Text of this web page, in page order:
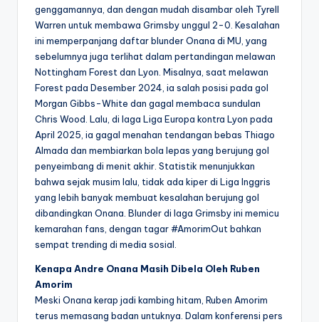
genggamannya, dan dengan mudah disambar oleh Tyrell
Warren untuk membawa Grimsby unggul 2-0. Kesalahan
ini memperpanjang daftar blunder Onana di MU, yang
sebelumnya juga terlihat dalam pertandingan melawan
Nottingham Forest dan Lyon. Misalnya, saat melawan
Forest pada Desember 2024, ia salah posisi pada gol
Morgan Gibbs-White dan gagal membaca sundulan
Chris Wood. Lalu, di laga Liga Europa kontra Lyon pada
April 2025, ia gagal menahan tendangan bebas Thiago
Almada dan membiarkan bola lepas yang berujung gol
penyeimbang di menit akhir. Statistik menunjukkan
bahwa sejak musim lalu, tidak ada kiper di Liga Inggris
yang lebih banyak membuat kesalahan berujung gol
dibandingkan Onana. Blunder di laga Grimsby ini memicu
kemarahan fans, dengan tagar #AmorimOut bahkan
sempat trending di media sosial.
Kenapa Andre Onana Masih Dibela Oleh Ruben
Amorim
Meski Onana kerap jadi kambing hitam, Ruben Amorim
terus memasang badan untuknya. Dalam konferensi pers